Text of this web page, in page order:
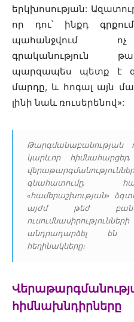
երկխոսության:
որ դու՝ ինքդ
պահանջվում ոչ
գրականություն
պարզապես պետք է
մարդը, և հոգալ այն
լինի նաև ռուսերենով»:
Թարգմանաբանության
կարևոր
գնահատումը,
«համերաշխության»
այժմ թեժ
անդրադարձել են
հեղինակները։
հիմնախնդիրները